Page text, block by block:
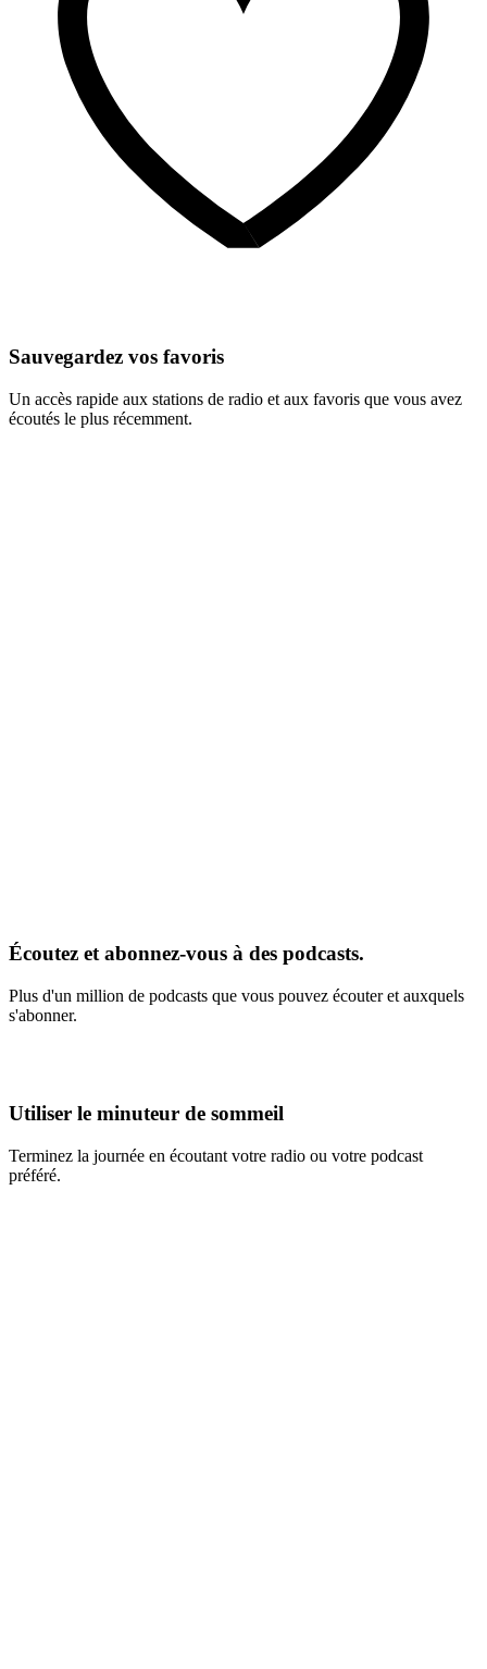
Sauvegardez vos favoris
Un accès rapide aux stations de radio et aux favoris que vous avez
écoutés le plus récemment.
Écoutez et abonnez-vous à des podcasts.
Plus d'un million de podcasts que vous pouvez écouter et auxquels
s'abonner.
Utiliser le minuteur de sommeil
Terminez la journée en écoutant votre radio ou votre podcast
préféré.